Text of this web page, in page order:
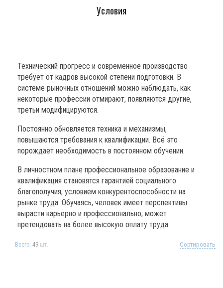
Условия
Технический прогресс и современное производство
требует от кадров высокой степени подготовки. В
системе рыночных отношений можно наблюдать, как
некоторые профессии отмирают, появляются другие,
третьи модифицируются.
Постоянно обновляется техника и механизмы,
повышаются требования к квалификации. Всё это
порождает необходимость в постоянном обучении.
В личностном плане профессиональное образование и
квалификация становятся гарантией социального
благополучия, условием конкурентоспособности на
рынке труда. Обучаясь, человек имеет перспективы
вырасти карьерно и профессионально, может
претендовать на более высокую оплату труда.
Всего: 49 шт. Сортировать